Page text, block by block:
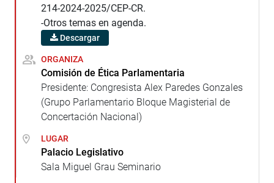
214-2024-2025/CEP-CR.
-Otros temas en agenda.
Descargar
ORGANIZA
Comisión de Ética Parlamentaria
Presidente: Congresista Alex Paredes Gonzales
(Grupo Parlamentario Bloque Magisterial de
Concertación Nacional)
LUGAR
Palacio Legislativo
Sala Miguel Grau Seminario